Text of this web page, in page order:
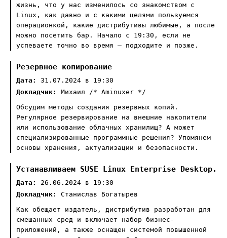
жизнь, что у нас изменилось со знакомством с
Linux, как давно и с какими целями пользуемся
операционкой, какие дистрибутивы любимые, а после
можно посетить бар. Начало с 19:30, если не
успеваете точно во время — подходите и позже.
Резервное копирование
Дата:
31.07.2024 в 19:30
Докладчик:
Михаил /* Aminuxer */
Обсудим методы создания резервных копий.
Регулярное резервирование на внешние накопители
или использование облачных хранилищ? А может
специализированные программные решения? Упомянем
основы хранения, актуализации и безопасности.
Устанавливаем SUSE Linux Enterprise Desktop.
Дата:
26.06.2024 в 19:30
Докладчик:
Станислав Богатырев
Как обещает издатель, дистрибутив разработан для
смешанных сред и включает набор бизнес-
приложений, а также оснащен системой повышенной